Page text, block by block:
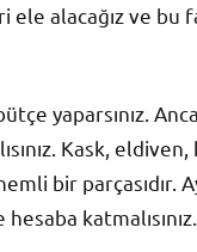
ele alacağız ve bu
yaparsınız.
Kask,
bir parçasıdır.